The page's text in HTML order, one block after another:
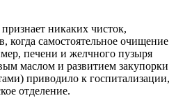
никаких чисток,
когда самостоятельное очищение
печени и желчного пузыря
маслом и развитием закупорки
приводило к госпитализации,
отделение.